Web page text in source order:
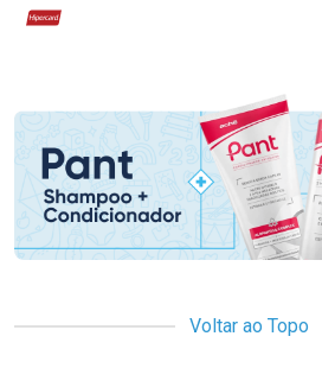
Hipercard
Voltar ao Topo